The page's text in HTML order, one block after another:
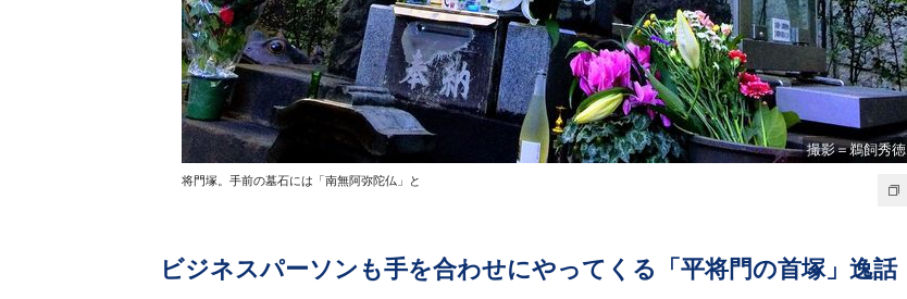
撮影＝鵜飼秀徳
将門塚。手前の墓石には「南無阿弥陀仏」と
ビジネスパーソンも手を合わせにやってくる「平将門の首塚」逸話